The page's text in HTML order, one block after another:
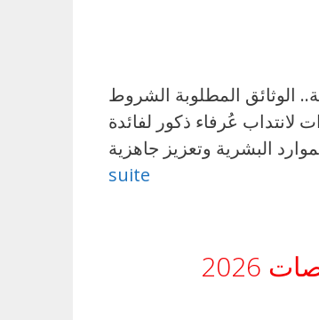
الوثائق المطلوبة الشروط
بالاختبارات لانتداب عُرفاء ذكور لفائدة
suite